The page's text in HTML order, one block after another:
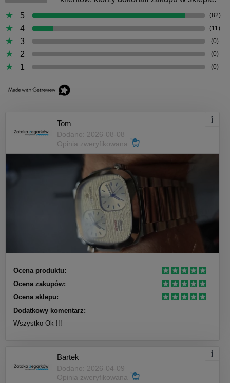
5
(82)
4 (11)
3 (0)
2 (0)
1 (0)
Tom
Dodano: 2026-08-08
Opinia zweryfikowana
Ocena produktu:
Ocena zakupów:
Ocena sklepu:
Dodatkowy komentarz:
Wszystko Ok !!!
Bartek
Dodano: 2026-04-09
Opinia zweryfikowana